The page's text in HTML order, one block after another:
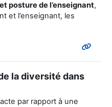
posture de l’enseignant,
et l’enseignant, les
la diversité dans
par rapport à une